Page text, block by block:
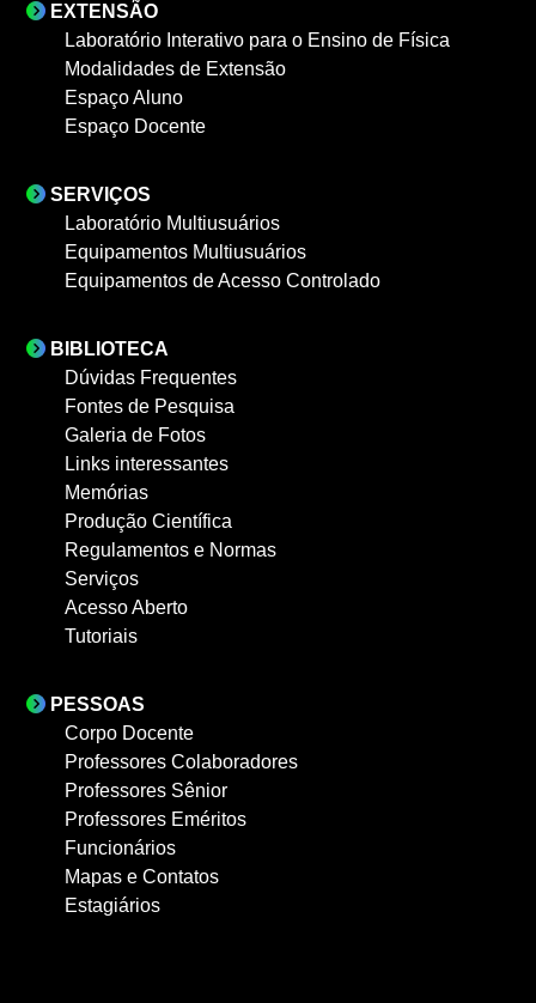
EXTENSÃO
Laboratório Interativo para o Ensino de Física
Modalidades de Extensão
Espaço Aluno
Espaço Docente
SERVIÇOS
Laboratório Multiusuários
Equipamentos Multiusuários
Equipamentos de Acesso Controlado
BIBLIOTECA
Dúvidas Frequentes
Fontes de Pesquisa
Galeria de Fotos
Links interessantes
Memórias
Produção Científica
Regulamentos e Normas
Serviços
Acesso Aberto
Tutoriais
PESSOAS
Corpo Docente
Professores Colaboradores
Professores Sênior
Professores Eméritos
Funcionários
Mapas e Contatos
Estagiários